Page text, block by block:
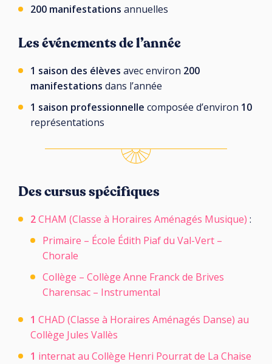
200 manifestations annuelles
Les événements de l’année
1 saison des élèves avec environ 200
manifestations dans l’année
1 saison professionnelle composée d’environ 10
représentations
Des cursus spécifiques
2CHAM (Classe à Horaires Aménagés Musique) :
Primaire – École Édith Piaf du Val-Vert –
Chorale
Collège – Collège Anne Franck de Brives
Charensac – Instrumental
1 CHAD (Classe à Horaires Aménagés Danse) au
Collège Jules Vallès
1 internat au Collège Henri Pourrat de La Chaise